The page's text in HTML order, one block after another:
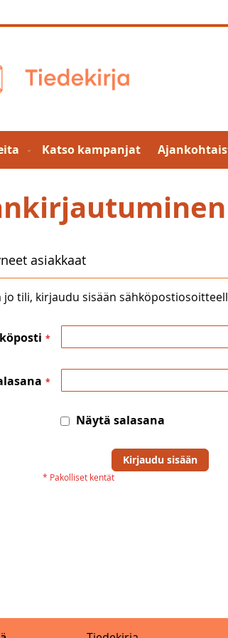
Katso kampanjat
asiakkaat
jo tili, kirjaudu sisään
Näytä salasana
Kirjaudu sisään